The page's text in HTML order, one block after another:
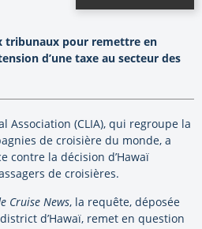
tribunaux pour remettre en
d’une taxe au secteur des
Association (CLIA), qui regroupe la
de croisière du monde, a
contre la décision d’Hawaï
de croisières.
Cruise News, la requête, déposée
d’Hawaï, remet en question